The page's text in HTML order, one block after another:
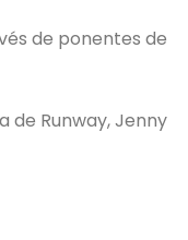
de ponentes de
de Runway, Jenny